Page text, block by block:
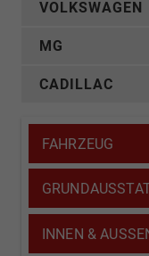
VOLKSWAGEN
MG
CADILLAC
FAHRZEUG
INNEN & AUSSEN